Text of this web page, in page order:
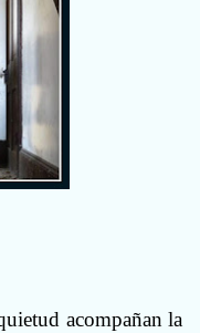
acompañan la